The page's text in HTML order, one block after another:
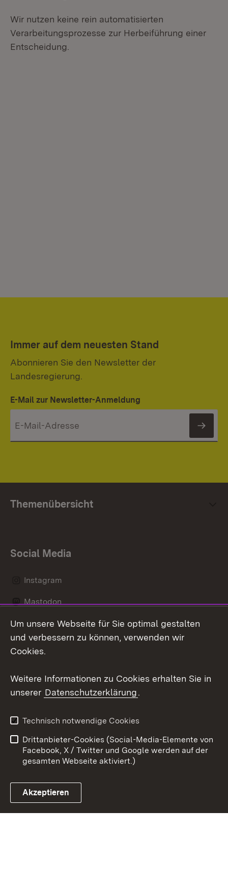
Wir nutzen keine rein automatisierten
Verarbeitungsprozesse zur Herbeiführung einer
Entscheidung.
Immer auf dem neuesten Stand
Abonnieren Sie den Newsletter der
Landesregierung.
E-Mail zur Newsletter-Anmeldung
Themenübersicht
Social Media
Instagram
Mastodon
Messenger
Link zum Landesportal
Kontakt
Impressum
Cookies
Um unsere Webseite für Sie optimal gestalten
und verbessern zu können, verwenden wir
Cookies.
Weitere Informationen zu Cookies erhalten Sie in
unserer Datenschutzerklärung.
Technisch notwendige Cookies
Drittanbieter-Cookies (Social-Media-Elemente von
Facebook, X / Twitter und Google werden auf der
gesamten Webseite aktiviert.)
Akzeptieren